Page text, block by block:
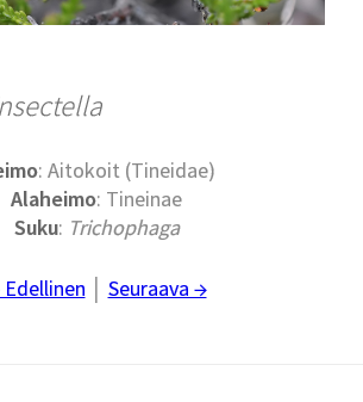
: Aitokoit (Tineidae)
Alaheimo: Tineinae
Suku: Trichophaga
Seuraava →